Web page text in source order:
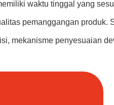
waktu tinggal yang
pemanggangan produk.
mekanisme penyesuaian